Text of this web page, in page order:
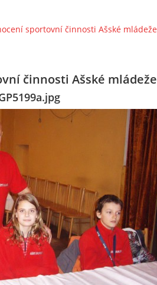
sportovní činnosti Ašské mládeže
činnosti Ašské mládeže